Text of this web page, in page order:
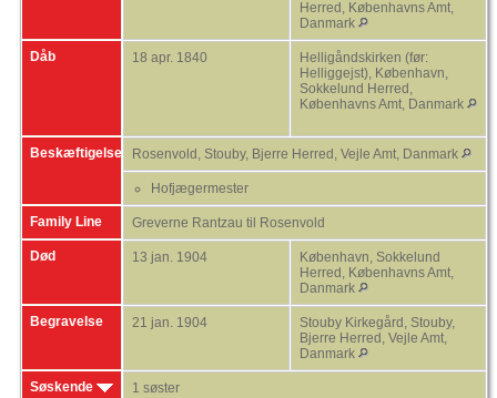
Herred, Københavns Amt,
Danmark
Dåb 18 apr. 1840
Helligåndskirken (før:
Helliggejst), København,
Sokkelund Herred,
Københavns Amt, Danmark
Beskæftigelse Rosenvold, Stouby, Bjerre Herred, Vejle Amt, Danmark
Hofjægermester
Family Line Greverne Rantzau til Rosenvold
Død 13 jan. 1904
København, Sokkelund
Herred, Københavns Amt,
Danmark
Begravelse 21 jan. 1904
Stouby Kirkegård, Stouby,
Bjerre Herred, Vejle Amt,
Danmark
Søskende 1 søster